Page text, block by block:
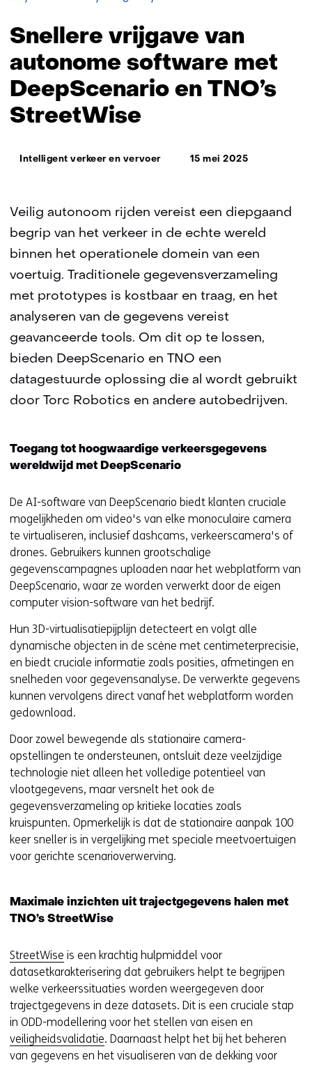
autonome
software
met
DeepScenario
en
Snellere vrijgave van
autonome software met
DeepScenario en TNO’s
StreetWise
Thema:
Intelligent verkeer en vervoer 15 mei 2025
Veilig autonoom rijden vereist een diepgaand
begrip van het verkeer in de echte wereld
binnen het operationele domein van een
voertuig. Traditionele gegevensverzameling
met prototypes is kostbaar en traag, en het
analyseren van de gegevens vereist
geavanceerde tools. Om dit op te lossen,
bieden DeepScenario en TNO een
datagestuurde oplossing die al wordt gebruikt
door Torc Robotics en andere autobedrijven.
Toegang tot hoogwaardige verkeersgegevens
wereldwijd met DeepScenario
De AI-software van DeepScenario biedt klanten cruciale
mogelijkheden om video's van elke monoculaire camera
te virtualiseren, inclusief dashcams, verkeerscamera's of
drones. Gebruikers kunnen grootschalige
gegevenscampagnes uploaden naar het webplatform van
DeepScenario, waar ze worden verwerkt door de eigen
computer vision-software van het bedrijf.
Hun 3D-virtualisatiepijplijn detecteert en volgt alle
dynamische objecten in de scène met centimeterprecisie,
en biedt cruciale informatie zoals posities, afmetingen en
snelheden voor gegevensanalyse. De verwerkte gegevens
kunnen vervolgens direct vanaf het webplatform worden
gedownload.
Door zowel bewegende als stationaire camera-
opstellingen te ondersteunen, ontsluit deze veelzijdige
technologie niet alleen het volledige potentieel van
vlootgegevens, maar versnelt het ook de
gegevensverzameling op kritieke locaties zoals
kruispunten. Opmerkelijk is dat de stationaire aanpak 100
keer sneller is in vergelijking met speciale meetvoertuigen
voor gerichte scenarioverwerving.
Maximale inzichten uit trajectgegevens halen met
TNO’s StreetWise
StreetWise is een krachtig hulpmiddel voor
datasetkarakterisering dat gebruikers helpt te begrijpen
welke verkeerssituaties worden weergegeven door
trajectgegevens in deze datasets. Dit is een cruciale stap
in ODD-modellering voor het stellen van eisen en
veiligheidsvalidatie. Daarnaast helpt het bij het beheren
van gegevens en het visualiseren van de dekking voor